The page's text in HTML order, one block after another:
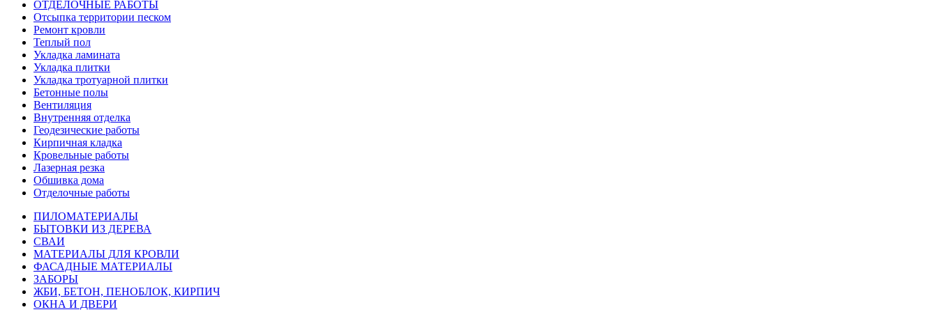
ОТДЕЛОЧНЫЕ РАБОТЫ
Отсыпка территории песком
Ремонт кровли
Теплый пол
Укладка ламината
Укладка плитки
Укладка тротуарной плитки
Бетонные полы
Вентиляция
Внутренняя отделка
Геодезические работы
Кирпичная кладка
Кровельные работы
Лазерная резка
Обшивка дома
Отделочные работы
ПИЛОМАТЕРИАЛЫ
БЫТОВКИ ИЗ ДЕРЕВА
СВАИ
МАТЕРИАЛЫ ДЛЯ КРОВЛИ
ФАСАДНЫЕ МАТЕРИАЛЫ
ЗАБОРЫ
ЖБИ, БЕТОН, ПЕНОБЛОК, КИРПИЧ
ОКНА И ДВЕРИ